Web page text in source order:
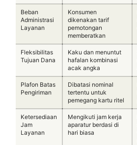
Beban
Administrasi
Layanan
Konsumen
dikenakan tarif
pemotongan
memberatkan
Fleksibilitas
Tujuan Dana
Kaku dan menuntut
hafalan kombinasi
acak angka
Plafon Batas
Pengiriman
Dibatasi nominal
tertentu untuk
pemegang kartu ritel
Ketersediaan
Jam
Layanan
Mengikuti jam kerja
aparatur berdasi di
hari biasa